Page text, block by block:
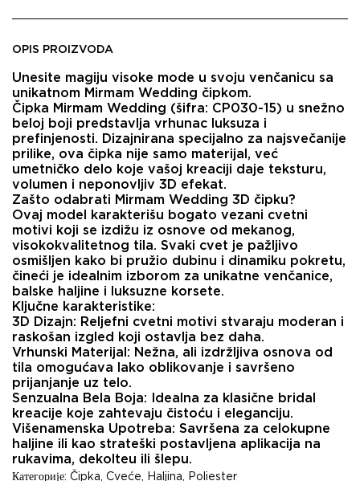
OPIS PROIZVODA
Unesite magiju visoke mode u svoju venčanicu sa
unikatnom Mirmam Wedding čipkom.
​Čipka Mirmam Wedding (šifra: CP030-15) u snežno
beloj boji predstavlja vrhunac luksuza i
prefinjenosti. Dizajnirana specijalno za najsvečanije
prilike, ova čipka nije samo materijal, već
umetničko delo koje vašoj kreaciji daje teksturu,
volumen i neponovljiv 3D efekat.
​Zašto odabrati Mirmam Wedding 3D čipku?
Ovaj model karakterišu bogato vezani cvetni
motivi koji se izdižu iz osnove od mekanog,
visokokvalitetnog tila. Svaki cvet je pažljivo
osmišljen kako bi pružio dubinu i dinamiku pokretu,
čineći je idealnim izborom za unikatne venčanice,
balske haljine i luksuzne korsete.
​Ključne karakteristike:
​3D Dizajn: Reljefni cvetni motivi stvaraju moderan i
raskošan izgled koji ostavlja bez daha.
​Vrhunski Materijal: Nežna, ali izdržljiva osnova od
tila omogućava lako oblikovanje i savršeno
prijanjanje uz telo.
​Senzualna Bela Boja: Idealna za klasične bridal
kreacije koje zahtevaju čistoću i eleganciju.
​Višenamenska Upotreba: Savršena za celokupne
haljine ili kao strateški postavljena aplikacija na
rukavima, dekolteu ili šlepu.
Категорије: Čipka, Cveće, Haljina, Poliester